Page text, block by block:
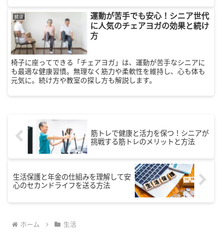
健康
運動が苦手でも安心！シニア世代
に人気のチェアヨガの効果と続け
方
椅子に座ってできる「チェアヨガ」は、運動が苦手なシニアに
も最適な健康習慣。無理なく筋力や柔軟性を維持し、心も体も
元気に。続け方や教室の探し方も解説します。
筋トレで健康と活力を保つ！シニアが
挑戦する筋トレのメリットと方法
生活保護と年金の仕組みを理解して安
心のセカンドライフを送る方法
ホーム 生活